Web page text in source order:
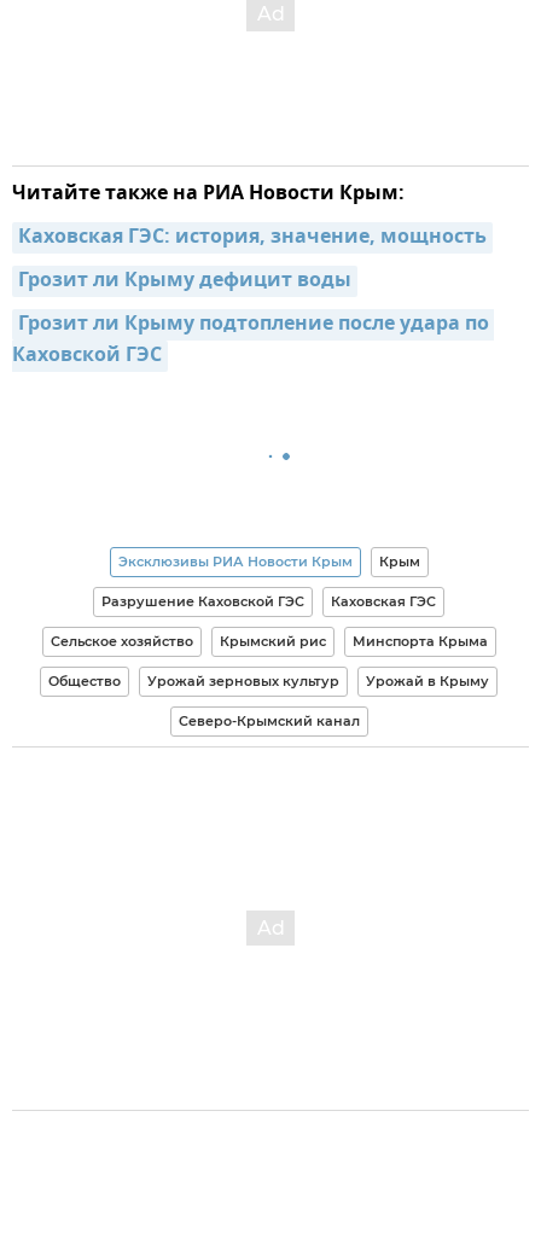
Читайте также на РИА Новости Крым:
Каховская ГЭС: история, значение, мощность
Грозит ли Крыму дефицит воды
Грозит ли Крыму подтопление после удара по
Каховской ГЭС
Эксклюзивы РИА Новости Крым Крым
Разрушение Каховской ГЭС Каховская ГЭС
Сельское хозяйство Крымский рис Минспорта Крыма
Общество Урожай зерновых культур Урожай в Крыму
Северо-Крымский канал